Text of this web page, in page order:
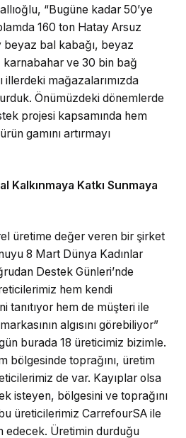
“Bugüne kadar 50’ye
160 ton Hatay Arsuz
beyaz bal kabağı, beyaz
karnabahar ve 30 bin bağ
mağazalarımızda
Önümüzdeki dönemlerde
projesi kapsamında hem
gamını artırmayı
Kalkınmaya Katkı Sunmaya
üretime değer veren bir şirket
8 Mart Dünya Kadınlar
Destek Günleri’nde
hem kendi
tanıtıyor hem de müşteri ile
algısını görebiliyor”
burada 18 üreticimiz bizimle.
bölgesinde toprağını, üretim
de var. Kayıplar olsa
isteyen, bölgesini ve toprağını
üreticilerimiz CarrefourSA ile
edecek. Üretimin durduğu